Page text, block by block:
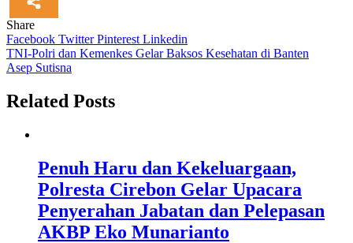
Share
Facebook TwitterPinterest Linkedin
Navigasi
pos
TNI-Polri dan Kemenkes Gelar Baksos Kesehatan di Banten
Asep Sutisna
Related Posts
Penuh Haru dan Kekeluargaan,
Polresta Cirebon Gelar Upacara
Penyerahan Jabatan dan Pelepasan
AKBP Eko Munarianto